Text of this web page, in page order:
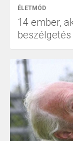
ÉLETMÓD
14 ember,
beszélgetés